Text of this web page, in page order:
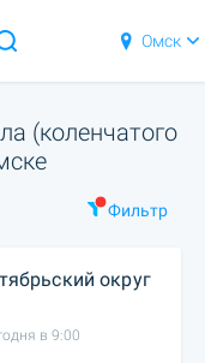
Омск
(коленчатого
Фильтр
округ
в 9:00